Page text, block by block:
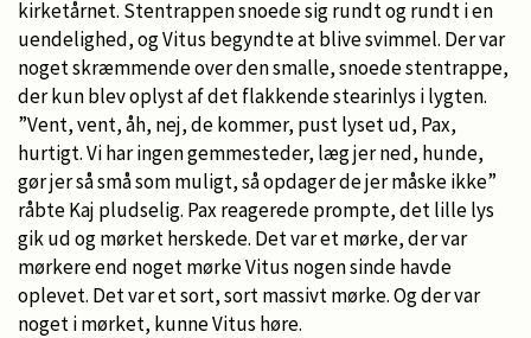
kirketårnet. Stentrappen snoede sig rundt og rundt i en
uendelighed, og Vitus begyndte at blive svimmel. Der var
noget skræmmende over den smalle, snoede stentrappe,
der kun blev oplyst af det flakkende stearinlys i lygten.
”Vent, vent, åh, nej, de kommer, pust lyset ud, Pax,
hurtigt. Vi har ingen gemmesteder, læg jer ned, hunde,
gør jer så små som muligt, så opdager de jer måske ikke”
råbte Kaj pludselig. Pax reagerede prompte, det lille lys
gik ud og mørket herskede. Det var et mørke, der var
mørkere end noget mørke Vitus nogen sinde havde
oplevet. Det var et sort, sort massivt mørke. Og der var
noget i mørket, kunne Vitus høre.